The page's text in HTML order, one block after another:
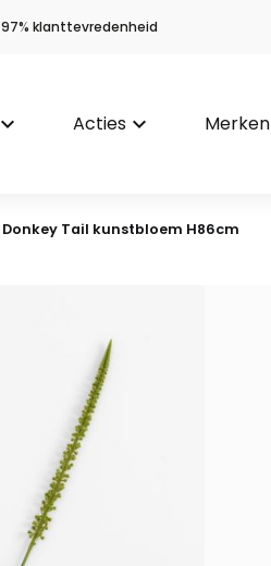
97% klanttevredenheid
keyboard_arrow_down Acties keyboard_arrow_down Merken
Donkey Tail kunstbloem H86cm